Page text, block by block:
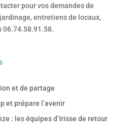
pour vos demandes de
entretiens de locaux,
06.74.58.91.58.
et de partage
et prépare l’avenir
: les équipes d’Irisse de retour